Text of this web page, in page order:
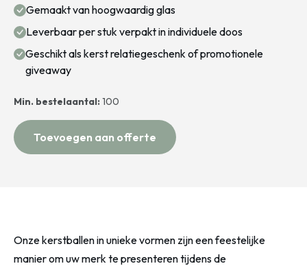
Gemaakt van hoogwaardig glas
Leverbaar per stuk verpakt in individuele doos
Geschikt als kerst relatiegeschenk of promotionele
giveaway
Min. bestelaantal:100
Toevoegen aan offerte
Onze kerstballen in unieke vormen zijn een feestelijke
manier om uw merk te presenteren tijdens de